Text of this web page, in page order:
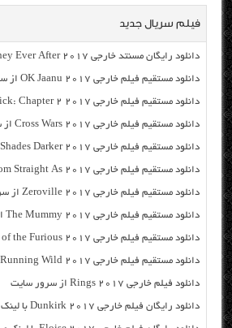
فیلم سریال جدید
دانلود رایگان مسنتد خارجی Britney Ever After 2017 با لینک مستقیم
دانلود مستقیم فیلم خارجی OK Jaanu 2017 از سرور سایت
دانلود مستقیم فیلم خارجی John Wick: Chapter 2 2017 از سرور سایت
دانلود مستقیم فیلم خارجی Cross Wars 2017 از سرور سایت
دانلود مستقیم فیلم خارجی Fifty Shades Darker 2017 از سرور سایت
دانلود مستقیم فیلم خارجی From Straight As 2017 از سرور سایت
دانلود مستقیم فیلم خارجی Zeroville 2017 از سرور سایت
دانلود مستقیم فیلم خارجی The Mummy 2017 از سرور سایت
دانلود مستقیم فیلم خارجی The Fate of the Furious 2017 از سرور سایت
دانلود مستقیم فیلم خارجی Running Wild 2017 از سرور سایت
دانلود فیلم خارجی Rings 2017 از سرور سایت
دانلود رایگان فیلم خارجی Dunkirk 2017 با لینک مستقیم